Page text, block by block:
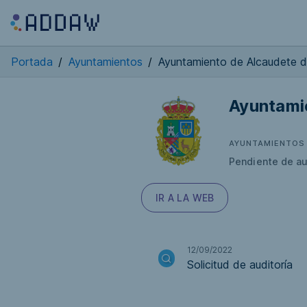
Portada / Ayuntamientos / Ayuntamiento de Alcaudete
AYUNTAMIENTOS
Pendiente de
IR A LA WEB
12/09/2022
Solicitud de auditoría